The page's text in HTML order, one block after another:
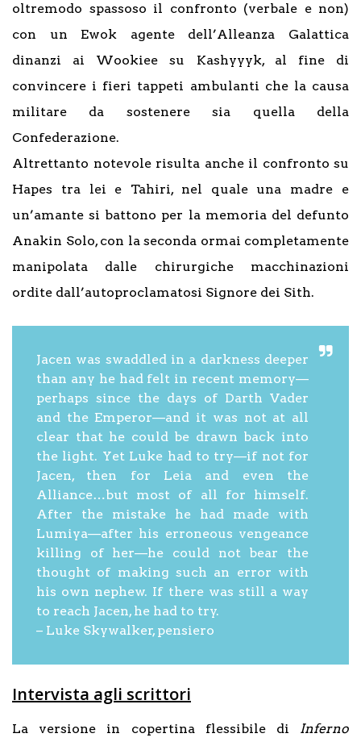
oltremodo spassoso il confronto (verbale e non)
con un Ewok agente dell’Alleanza Galattica
dinanzi ai Wookiee su Kashyyyk, al fine di
convincere i fieri tappeti ambulanti che la causa
militare da sostenere sia quella della
Confederazione.
Altrettanto notevole risulta anche il confronto su
Hapes tra lei e Tahiri, nel quale una madre e
un’amante si battono per la memoria del defunto
Anakin Solo, con la seconda ormai completamente
manipolata dalle chirurgiche macchinazioni
ordite dall’autoproclamatosi Signore dei Sith.
Jacen was swaddled in a darkness deeper
than any he had felt in recent memory—
perhaps since the days of Darth Vader
and the Emperor—and it was not at all
clear that he could be drawn back into
the light. Yet Luke had to try—if not for
Jacen, then for Leia and even the
Alliance…but most of all for himself.
After the mistake he had made with
Lumiya—after his erroneous vengeance
killing of her—he could not bear the
thought of making such an error with
his own nephew. If there was still a way
to reach Jacen, he had to try.
– Luke Skywalker, pensiero
Intervista agli scrittori
La versione in copertina flessibile di Inferno